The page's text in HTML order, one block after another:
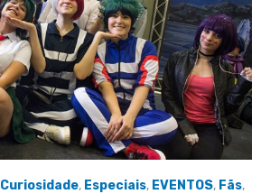
Curiosidade, Especiais, EVENTOS, Fãs,